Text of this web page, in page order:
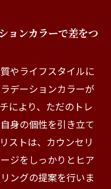
ョンカラーで差をつ
やライフスタイルに
デーションカラーが
により、ただのトレ
身の個性を引き立て
ストは、カウンセリ
ジをしっかりとヒア
ングの提案を行いま